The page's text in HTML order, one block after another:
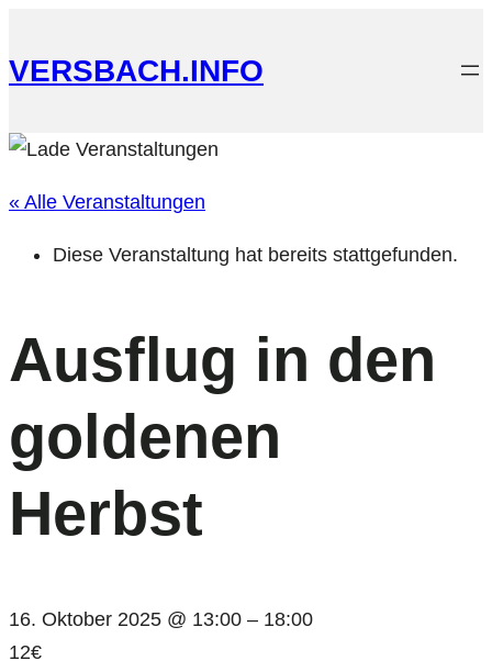
VERSBACH.INFO
« Alle Veranstaltungen
Diese Veranstaltung hat bereits stattgefunden.
Ausflug in den
goldenen
Herbst
16. Oktober 2025 @ 13:00 – 18:00
12€